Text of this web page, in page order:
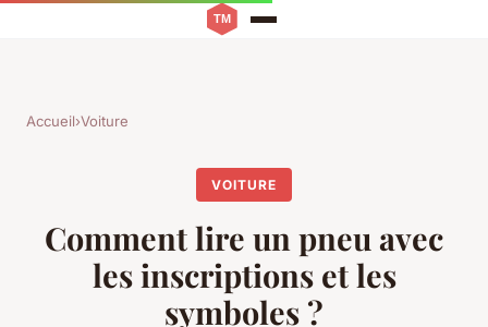
Accueil›Voiture
VOITURE
Comment lire un pneu avec
les inscriptions et les
symboles ?